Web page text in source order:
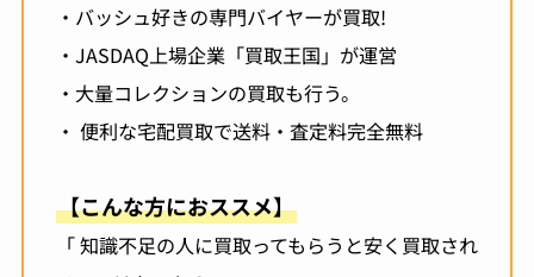
・バッシュ好きの専門バイヤーが買取!
・JASDAQ上場企業「買取王国」が運営
・大量コレクションの買取も行う。
・ 便利な宅配買取で送料・査定料完全無料
【こんな方におススメ】
「 知識不足の人に買取ってもらうと安く買取され